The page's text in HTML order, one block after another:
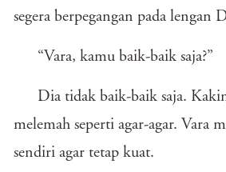
segera berpegangan pada lengan
“Vara, kamu baik-baik saja?”
Dia tidak baik-baik saja.
melemah seperti agar-agar. Vara
sendiri agar tetap kuat.